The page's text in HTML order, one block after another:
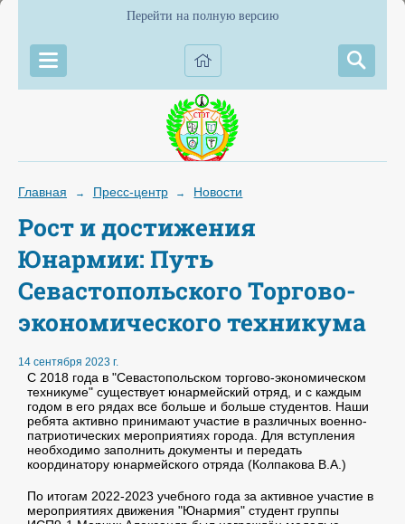
Перейти на полную версию
Главная → Пресс-центр → Новости
Рост и достижения
Юнармии: Путь
Севастопольского Торгово-
экономического техникума
14 сентября 2023 г.
С 2018 года в "Севастопольском торгово-экономическом
техникуме" существует юнармейский отряд, и с каждым
годом в его рядах все больше и больше студентов. Наши
ребята активно принимают участие в различных военно-
патриотических мероприятиях города. Для вступления
необходимо заполнить документы и передать
координатору юнармейского отряда (Колпакова В.А.)
По итогам 2022-2023 учебного года за активное участие в
мероприятиях движения "Юнармия" студент группы